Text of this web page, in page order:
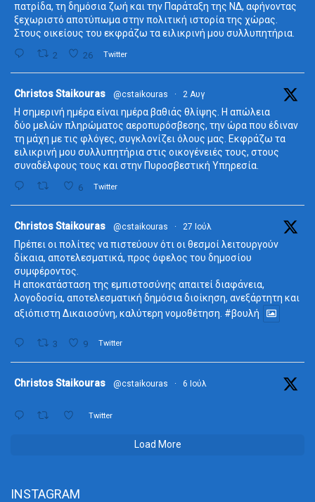
πατρίδα, τη δημόσια ζωή και την Παράταξη της ΝΔ, αφήνοντας
ξεχωριστό αποτύπωμα στην πολιτική ιστορία της χώρας.
Στους οικείους του εκφράζω τα ειλικρινή μου συλλυπητήρια.
2 26 Twitter
Christos Staikouras @cstaikouras · 2 Αυγ
Η σημερινή ημέρα είναι ημέρα βαθιάς θλίψης. Η απώλεια
δύο μελών πληρώματος αεροπυρόσβεσης, την ώρα που έδιναν
τη μάχη με τις φλόγες, συγκλονίζει όλους μας. Εκφράζω τα
ειλικρινή μου συλλυπητήρια στις οικογένειές τους, στους
συναδέλφους τους και στην Πυροσβεστική Υπηρεσία.
6 Twitter
Christos Staikouras @cstaikouras · 27 Ιούλ
Πρέπει οι πολίτες να πιστεύουν ότι οι θεσμοί λειτουργούν
δίκαια, αποτελεσματικά, προς όφελος του δημοσίου
συμφέροντος.
Η αποκατάσταση της εμπιστοσύνης απαιτεί διαφάνεια,
λογοδοσία, αποτελεσματική δημόσια διοίκηση, ανεξάρτητη και
αξιόπιστη Δικαιοσύνη, καλύτερη νομοθέτηση. #βουλή
3 9 Twitter
Christos Staikouras @cstaikouras · 6 Ιούλ
Twitter
Load More
INSTAGRAM